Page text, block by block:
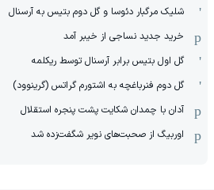
شلیک مرگبار دئوسا و گل دوم بتیس به آرسنال
خرید جدید نساجی از خیبر آمد
گل اول بتیس برابر آرسنال توسط ریکلمه
گل دوم فنرباغچه به اشتورم گراتس (گرینوود)
آدان با چمدان شکایت پشت پنجره استقلال
اوربیگ از صحبت‌های نویر شگفت‌زده شد